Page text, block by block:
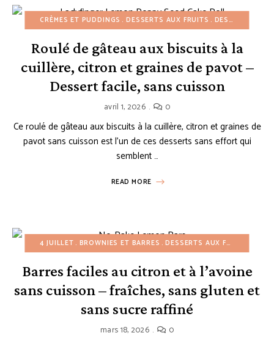
CRÈMES ET PUDDINGS DESSERTS AUX FRUITS DESSERTS FACILES
Roulé de gâteau aux biscuits à la
cuillère, citron et graines de pavot –
Dessert facile, sans cuisson
avril 1, 2026 0
Ce roulé de gâteau aux biscuits à la cuillère, citron et graines de
pavot sans cuisson est l’un de ces desserts sans effort qui
semblent …
READ MORE
4 JUILLET BROWNIES ET BARRES DESSERTS AUX FRUITS
Barres faciles au citron et à l’avoine
sans cuisson – fraîches, sans gluten et
sans sucre raffiné
mars 18, 2026 0